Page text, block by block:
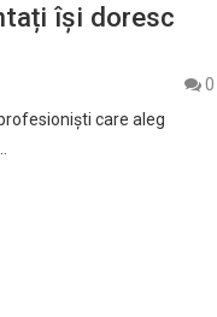
își doresc
0
care aleg